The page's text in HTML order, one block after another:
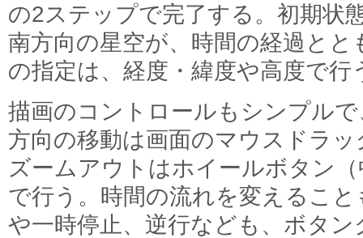
の2ステップで完了する。初期状
南方向の星空が、時間の経過と
の指定は、経度・緯度や高度で行
描画のコントロールもシンプル
方向の移動は画面のマウスドラ
ズームアウトはホイールボタン
で行う。時間の流れを変えるこ
や一時停止、逆行なども、ボタ